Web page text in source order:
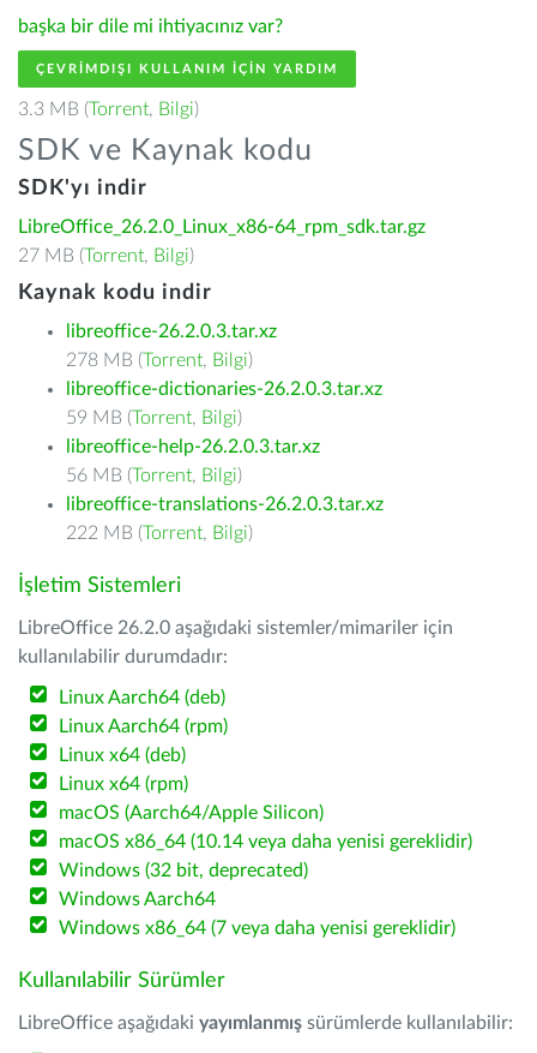
başka bir dile mi ihtiyacınız var?
ÇEVRIMDIŞI KULLANIM IÇIN YARDIM
3.3 MB (Torrent, Bilgi)
SDK ve Kaynak kodu
SDK'yı indir
LibreOffice_26.2.0_Linux_x86-64_rpm_sdk.tar.gz
27 MB (Torrent, Bilgi)
Kaynak kodu indir
libreoffice-26.2.0.3.tar.xz
278 MB (Torrent, Bilgi)
libreoffice-dictionaries-26.2.0.3.tar.xz
59 MB (Torrent, Bilgi)
libreoffice-help-26.2.0.3.tar.xz
56 MB (Torrent, Bilgi)
libreoffice-translations-26.2.0.3.tar.xz
222 MB (Torrent, Bilgi)
İşletim Sistemleri
LibreOffice 26.2.0 aşağıdaki sistemler/mimariler için
kullanılabilir durumdadır:
Linux Aarch64 (deb)
Linux Aarch64 (rpm)
Linux x64 (deb)
Linux x64 (rpm)
macOS (Aarch64/Apple Silicon)
macOS x86_64 (10.14 veya daha yenisi gereklidir)
Windows (32 bit, deprecated)
Windows Aarch64
Windows x86_64 (7 veya daha yenisi gereklidir)
Kullanılabilir Sürümler
LibreOffice aşağıdaki yayımlanmış sürümlerde kullanılabilir: